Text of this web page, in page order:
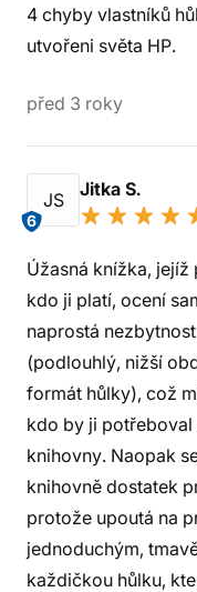
4 chyby vlastníků
utvořeni světa HP.
před 3 roky
JS
6
Jitka S.
Úžasná knížka,
kdo ji platí, ocení
naprostá
(podlouhlý, nižší
formát hůlky), což
kdo by ji
knihovny. Naopak
knihovně dostatek
protože upoutá na
jednoduchým,
každičkou hůlku,